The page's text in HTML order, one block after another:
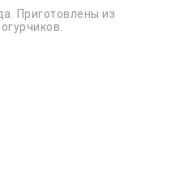
Приготовлены из